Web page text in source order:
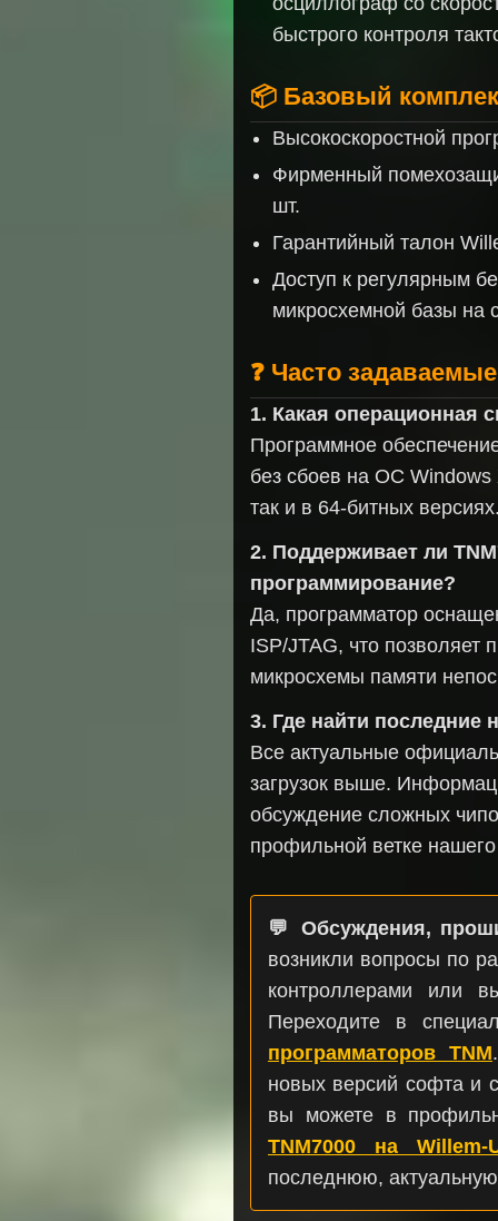
быстрого контроля
📦 Базовый
Высокоскоростной
Фирменный
шт.
Гарантийный талон
Доступ к регулярным
микросхемной базы на
❓ Часто
1. Какая операционная
Программное
без сбоев на ОС Windows
так и в 64-битных
2. Поддерживает ли
программирование?
Да, программатор
ISP/JTAG, что позволяет
микросхемы памяти
3. Где найти
Все актуальные
загрузок выше.
обсуждение сложных
профильной ветке
💬 Обсуждения,
возникли вопросы по
контроллерами или
Переходите в
программаторов TNM
новых версий софта и
вы можете в
TNM7000 на Willem-
последнюю,